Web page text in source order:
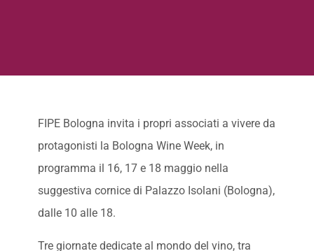
FIPE Bologna invita i propri associati a vivere da
protagonisti la Bologna Wine Week, in
programma il 16, 17 e 18 maggio nella
suggestiva cornice di Palazzo Isolani (Bologna),
dalle 10 alle 18.
Tre giornate dedicate al mondo del vino, tra